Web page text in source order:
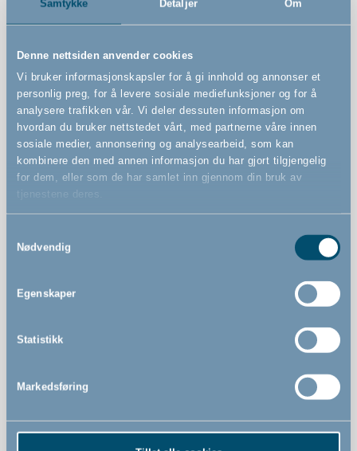
Samtykke Detaljer Om
Denne nettsiden anvender cookies
Vi bruker informasjonskapsler for å gi innhold og annonser et
personlig preg, for å levere sosiale mediefunksjoner og for å
analysere trafikken vår. Vi deler dessuten informasjon om
hvordan du bruker nettstedet vårt, med partnerne våre innen
sosiale medier, annonsering og analysearbeid, som kan
kombinere den med annen informasjon du har gjort tilgjengelig
for dem, eller som de har samlet inn gjennom din bruk av
tjenestene deres.
Nødvendig
Egenskaper
Statistikk
Markedsføring
EuropeiskFSC®-sertifisert bøketre (FSC-C130052)
Varenummer
# 501414
Sikkerhetsstandard
EN 1930 : 2011
Advarsler
Fleksible svingbeslag muliggjør vinklet montering
Enkel enhåndsoperasjon
Passer til åpninger fra 70,5 til 110 cm når den er montert
INNE i åpningen